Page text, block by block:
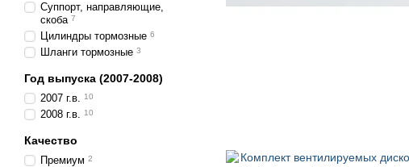
Суппорт, направляющие,
скоба 7
Цилиндры тормозные 6
Шланги тормозные 3
Год выпуска (2007-2008)
2007 г.в. 10
2008 г.в. 10
Качество
Премиум 2